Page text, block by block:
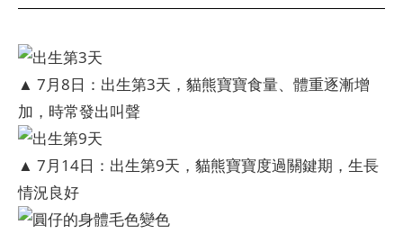
▲ 7月8日：出生第3天，貓熊寶寶食量、體重逐漸增
加，時常發出叫聲
▲ 7月14日：出生第9天，貓熊寶寶度過關鍵期，生長
情況良好